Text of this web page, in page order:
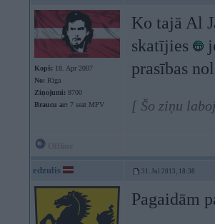
Kopš: 18. Apr 2007
No: Rīga
Ziņojumi: 8700
Braucu ar: 7 seat MPV
Ko tajā Al
skatījies
prasības
[ Šo ziņu
edzulis 31. Jul 2013, 18:38
Pagaidām